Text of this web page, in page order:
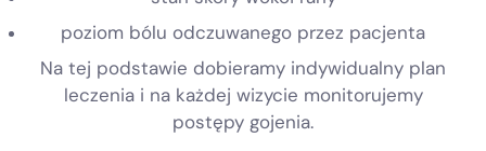
poziom bólu odczuwanego przez pacjenta
Na tej podstawie dobieramy indywidualny plan
leczenia i na każdej wizycie monitorujemy
postępy gojenia.